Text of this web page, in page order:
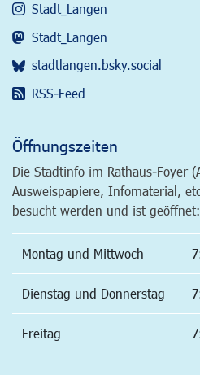
Stadt_Langen
Stadt_Langen
stadtlangen.bsky.social
RSS-Feed
Öffnungszeiten
Die Stadtinfo im Rathaus-Foyer
Ausweispapiere, Infomaterial,
besucht werden und ist geöffnet:
Montag und Mittwoch
Dienstag und Donnerstag
Freitag